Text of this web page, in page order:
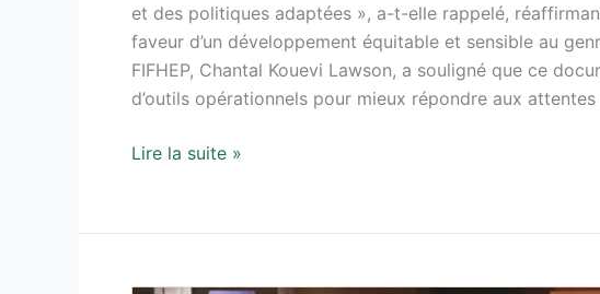
et des politiques adaptées », a-t-elle rappelé,
faveur d’un développement équitable et sensible au
FIFHEP, Chantal Kouevi Lawson, a souligné que ce
d’outils opérationnels pour mieux répondre aux
Lire la suite »